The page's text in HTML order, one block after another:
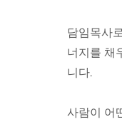
담임목사
너지를 채
니다.
사람이 어